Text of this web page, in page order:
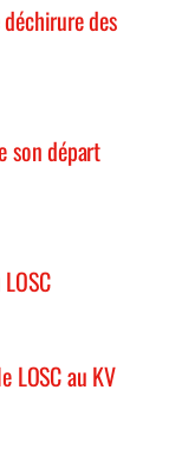
des
son départ
LOSC au KV